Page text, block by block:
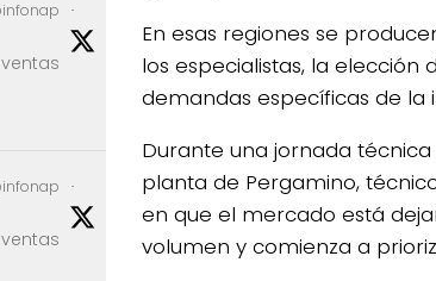
En esas regiones se
los especialistas, la
demandas específicas de la
Durante una jornada
planta de Pergamino,
en que el mercado está
volumen y comienza a
·
·